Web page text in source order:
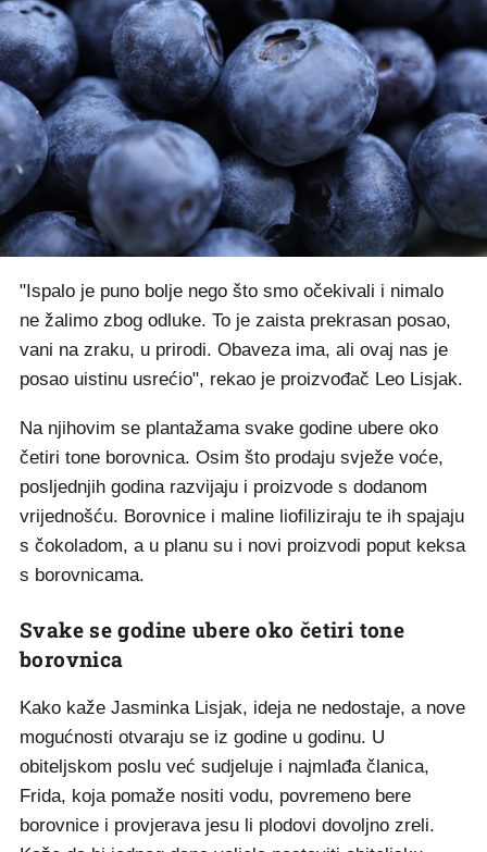
"Ispalo je puno bolje nego što smo očekivali i nimalo
ne žalimo zbog odluke. To je zaista prekrasan posao,
vani na zraku, u prirodi. Obaveza ima, ali ovaj nas je
posao uistinu usrećio", rekao je proizvođač Leo Lisjak.
Na njihovim se plantažama svake godine ubere oko
četiri tone borovnica. Osim što prodaju svježe voće,
posljednjih godina razvijaju i proizvode s dodanom
vrijednošću. Borovnice i maline liofiliziraju te ih spajaju
s čokoladom, a u planu su i novi proizvodi poput keksa
s borovnicama.
Svake se godine ubere oko četiri tone
borovnica
Kako kaže Jasminka Lisjak, ideja ne nedostaje, a nove
mogućnosti otvaraju se iz godine u godinu. U
obiteljskom poslu već sudjeluje i najmlađa članica,
Frida, koja pomaže nositi vodu, povremeno bere
borovnice i provjerava jesu li plodovi dovoljno zreli.